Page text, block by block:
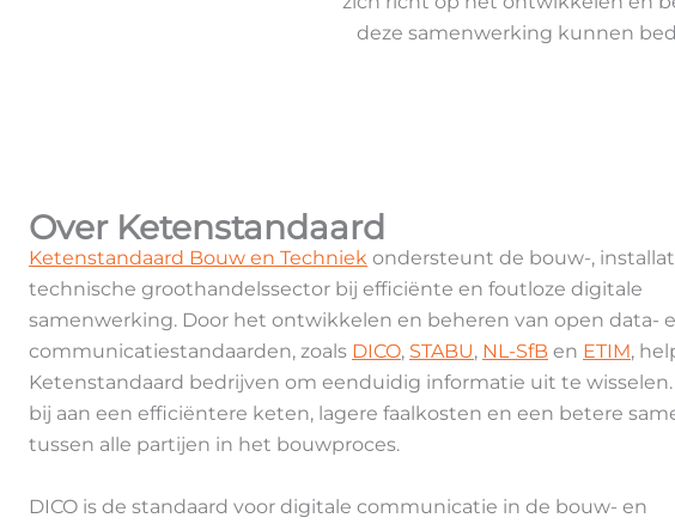
deze samenwerking kunnen
Over Ketenstandaard
Ketenstandaard Bouw en Techniek ondersteunt de bouw-,
technische groothandelssector bij efficiënte en foutloze digitale
samenwerking. Door het ontwikkelen en beheren van open data-
communicatiestandaarden, zoals DICO, STABU, NL-SfB en ETIM,
Ketenstandaard bedrijven om eenduidig informatie uit te
bij aan een efficiëntere keten, lagere faalkosten en een betere
tussen alle partijen in het bouwproces.
DICO is de standaard voor digitale communicatie in de bouw- en